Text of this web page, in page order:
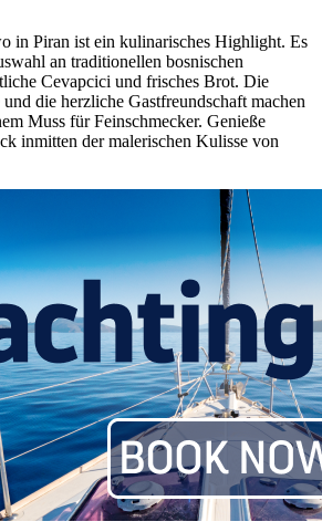
in Piran ist ein kulinarisches Highlight. Es
an traditionellen bosnischen
Cevapcici und frisches Brot. Die
die herzliche Gastfreundschaft machen
Muss für Feinschmecker. Genieße
inmitten der malerischen Kulisse von